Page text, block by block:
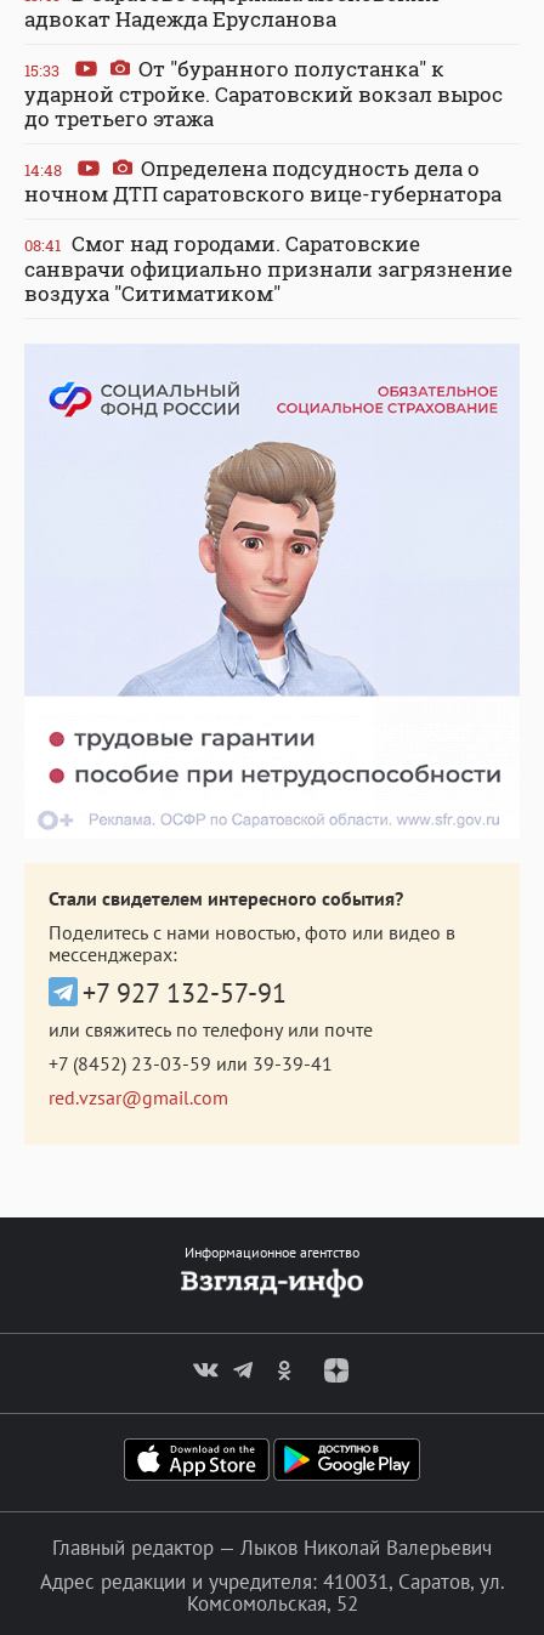
адвокат Надежда Ерусланова
15:33
От "буранного полустанка" к
ударной стройке. Саратовский вокзал вырос
до третьего этажа
14:48
Определена подсудность дела о
ночном ДТП саратовского вице-губернатора
08:41 Смог над городами. Саратовские
санврачи официально признали загрязнение
воздуха "Ситиматиком"
Стали свидетелем интересного события?
Поделитесь с нами новостью, фото или видео в
мессенджерах:
+7 927 132-57-91
или свяжитесь по телефону или почте
+7 (8452) 23-03-59 или 39-39-41
red.vzsar@gmail.com
Информационное агентство
Главный редактор — Лыков Николай Валерьевич
Адрес редакции и учредителя: 410031, Саратов, ул.
Комсомольская, 52